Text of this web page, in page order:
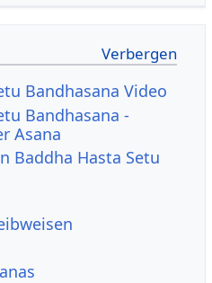
Bandhasana Video
Bandhasana -
Asana
Baddha Hasta Setu